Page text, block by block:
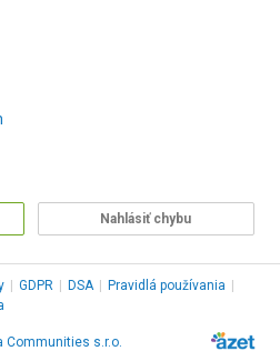
Nahlásiť chybu
GDPR DSA Pravidlá používania
Communities s.r.o.